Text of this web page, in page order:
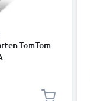
TomTom